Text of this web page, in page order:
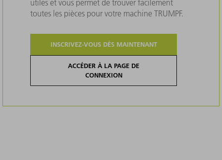
utiles et vous permet de trouver facilement
toutes les pièces pour votre machine TRUMPF.
INSCRIVEZ-VOUS DÈS MAINTENANT
ACCÉDER À LA PAGE DE
CONNEXION